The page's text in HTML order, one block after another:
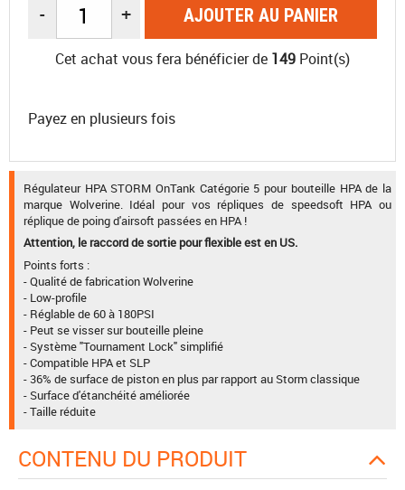
- + AJOUTER AU PANIER
Cet achat vous fera bénéficier de 149 Point(s)
Payez en plusieurs fois
Régulateur HPA STORM OnTank Catégorie 5 pour bouteille HPA de la
marque Wolverine. Idéal pour vos répliques de speedsoft HPA ou
réplique de poing d'airsoft passées en HPA !
Attention, le raccord de sortie pour flexible est en US.
Points forts :
- Qualité de fabrication Wolverine
- Low-profile
- Réglable de 60 à 180PSI
- Peut se visser sur bouteille pleine
- Système "Tournament Lock" simplifié
- Compatible HPA et SLP
- 36% de surface de piston en plus par rapport au Storm classique
- Surface d'étanchéité améliorée
- Taille réduite
CONTENU DU PRODUIT